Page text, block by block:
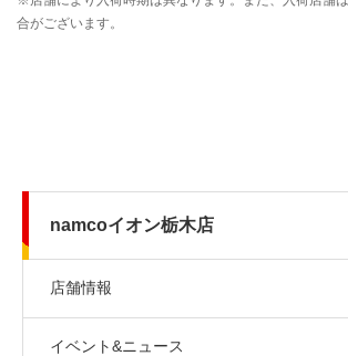
namcoイオン栃木店
店舗情報
イベント&ニュース